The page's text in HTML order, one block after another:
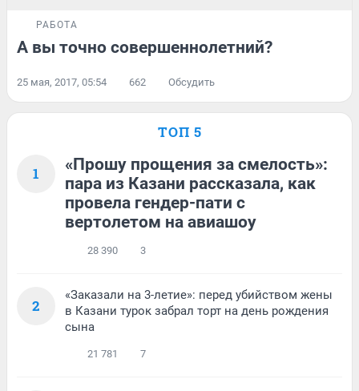
РАБОТА
А вы точно совершеннолетний?
25 мая, 2017, 05:54 662 Обсудить
ТОП 5
1
«Прошу прощения за смелость»:
пара из Казани рассказала, как
провела гендер-пати с
вертолетом на авиашоу
28 390 3
2
«Заказали на 3-летие»: перед убийством жены
в Казани турок забрал торт на день рождения
сына
21 781 7